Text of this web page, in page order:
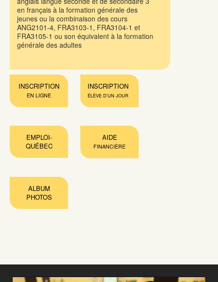
en français à la formation générale des
jeunes ou la combinaison des cours
ANG2101-4, FRA3103-1, FRA3104-1 et
FRA3105-1 ou son équivalent à la formation
générale des adultes
INSCRIPTION
EN LIGNE
INSCRIPTION
ÉLÈVE D'UN JOUR
EMPLOI-
QUÉBEC
AIDE
FINANCIÈRE
ALBUM
PHOTOS